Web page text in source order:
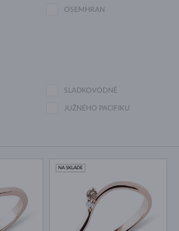
OSEMHRAN
SLADKOVODNÉ
JUŽNÉHO PACIFIKU
NA SKLADE